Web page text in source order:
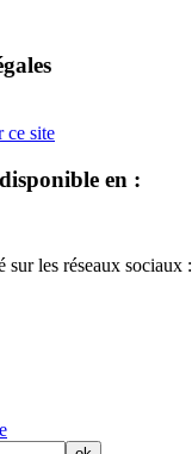
ce site
en :
sur les réseaux sociaux :